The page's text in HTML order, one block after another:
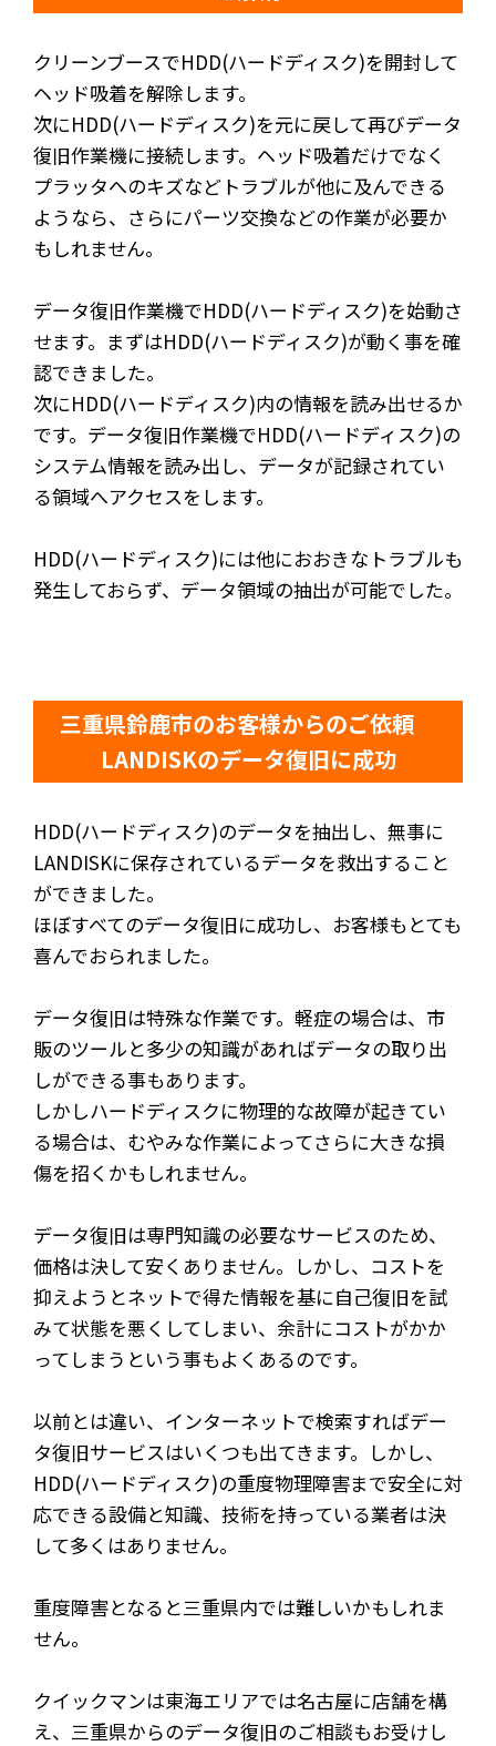
クリーンブースでHDD(ハードディスク)を開封して
ヘッド吸着を解除します。
次にHDD(ハードディスク)を元に戻して再びデータ
復旧作業機に接続します。ヘッド吸着だけでなく
プラッタへのキズなどトラブルが他に及んできる
ようなら、さらにパーツ交換などの作業が必要か
もしれません。
データ復旧作業機でHDD(ハードディスク)を始動さ
せます。まずはHDD(ハードディスク)が動く事を確
認できました。
次にHDD(ハードディスク)内の情報を読み出せるか
です。データ復旧作業機でHDD(ハードディスク)の
システム情報を読み出し、データが記録されてい
る領域へアクセスをします。
HDD(ハードディスク)には他におおきなトラブルも
発生しておらず、データ領域の抽出が可能でした。
三重県鈴鹿市のお客様からのご依頼
LANDISKのデータ復旧に成功
HDD(ハードディスク)のデータを抽出し、無事に
LANDISKに保存されているデータを救出すること
ができました。
ほぼすべてのデータ復旧に成功し、お客様もとても
喜んでおられました。
データ復旧は特殊な作業です。軽症の場合は、市
販のツールと多少の知識があればデータの取り出
しができる事もあります。
しかしハードディスクに物理的な故障が起きてい
る場合は、むやみな作業によってさらに大きな損
傷を招くかもしれません。
データ復旧は専門知識の必要なサービスのため、
価格は決して安くありません。しかし、コストを
抑えようとネットで得た情報を基に自己復旧を試
みて状態を悪くしてしまい、余計にコストがかか
ってしまうという事もよくあるのです。
以前とは違い、インターネットで検索すればデー
タ復旧サービスはいくつも出てきます。しかし、
HDD(ハードディスク)の重度物理障害まで安全に対
応できる設備と知識、技術を持っている業者は決
して多くはありません。
重度障害となると三重県内では難しいかもしれま
せん。
クイックマンは東海エリアでは名古屋に店舗を構
え、三重県からのデータ復旧のご相談もお受けし